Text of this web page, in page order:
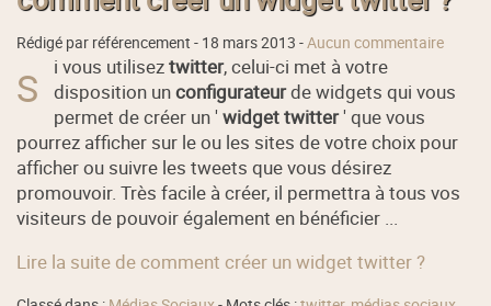
Rédigé par référencement - 18 mars 2013 -Aucun commentaire
S i vous utiliseztwitter, celui-ci met à votre
disposition unconfigurateurde widgets qui vous
permet de créer un 'widget twitter' que vous
pourrez afficher sur le ou les sites de votre choix pour
afficher ou suivre les tweets que vous désirez
promouvoir. Très facile à créer, il permettra à tous vos
visiteurs de pouvoir également en bénéficier ...
Lire la suite de comment créer un widget twitter ?